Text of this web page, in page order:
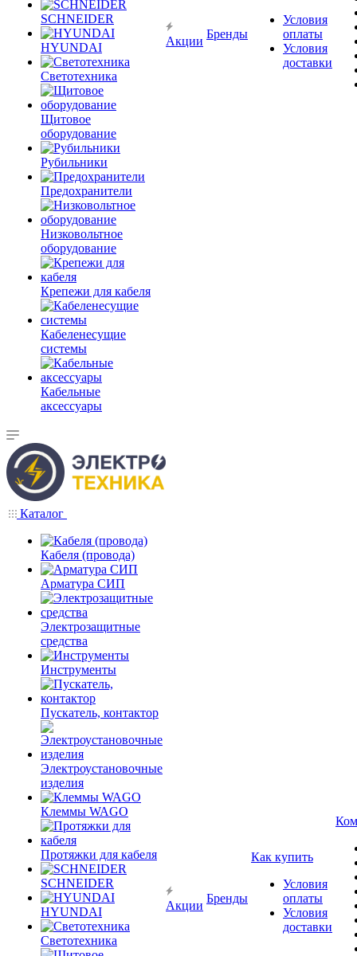
SCHNEIDER
HYUNDAI
Светотехника
Щитовое
оборудование
Рубильники
Предохранители
Низковольтное
оборудование
Крепежи для кабеля
Кабеленесущие
системы
Кабельные
аксессуары
Акции
Бренды
Условия
оплаты
Условия
доставки
Каталог
Кабеля (провода)
Арматура СИП
Электрозащитные
средства
Инструменты
Пускатель, контактор
Электроустановочные
изделия
Клеммы WAGO
Протяжки для кабеля
SCHNEIDER
HYUNDAI
Светотехника
Акции
Бренды
Как купить
Условия
оплаты
Условия
доставки